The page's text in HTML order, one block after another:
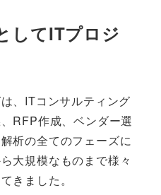
してITプロジ
、ITコンサルティング
RFP作成、ベンダー選
析の全てのフェーズに
大規模なものまで様々
きました。